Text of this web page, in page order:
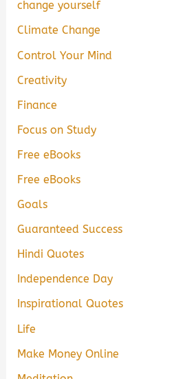
change yourself
Climate Change
Control Your Mind
Creativity
Finance
Focus on Study
Free eBooks
Free eBooks
Goals
Guaranteed Success
Hindi Quotes
Independence Day
Inspirational Quotes
Life
Make Money Online